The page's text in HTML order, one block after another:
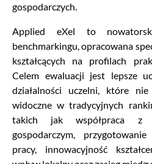
gospodarczych.
Applied eXel to
benchmarkingu, opracowana
kształcących na profilach
Celem ewaluacji jest lepsze
działalności uczelni, które
widoczne w tradycyjnych
takich jak współpraca z
gospodarczym,
pracy, innowacyjność